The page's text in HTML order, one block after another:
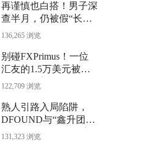
再谨慎也白搭！男子深
查半月，仍被假“长江
资管”骗光71万
136,265 浏览
别碰FXPrimus！一位
汇友的1.5万美元被扣
到只剩4千
122,709 浏览
熟人引路入局陷阱，
DFOUND与“鑫升团
队”跑路，他的18万美
131,323 浏览